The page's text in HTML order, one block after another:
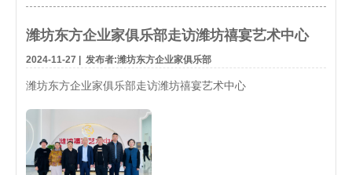
潍坊东方企业家俱乐部走访潍坊禧宴艺术中心
2024-11-27 发布者:潍坊东方企业家俱乐部
潍坊东方企业家俱乐部走访潍坊禧宴艺术中心